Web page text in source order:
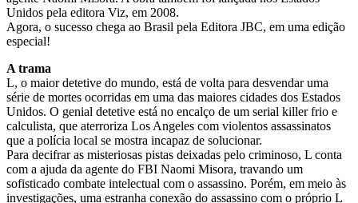
Unidos pela editora Viz, em 2008.
Agora, o sucesso chega ao Brasil pela Editora JBC, em uma edição
especial!
A trama
L, o maior detetive do mundo, está de volta para desvendar uma
série de mortes ocorridas em uma das maiores cidades dos Estados
Unidos. O genial detetive está no encalço de um serial killer frio e
calculista, que aterroriza Los Angeles com violentos assassinatos
que a polícia local se mostra incapaz de solucionar.
Para decifrar as misteriosas pistas deixadas pelo criminoso, L conta
com a ajuda da agente do FBI Naomi Misora, travando um
sofisticado combate intelectual com o assassino. Porém, em meio às
investigações, uma estranha conexão do assassino com o próprio L